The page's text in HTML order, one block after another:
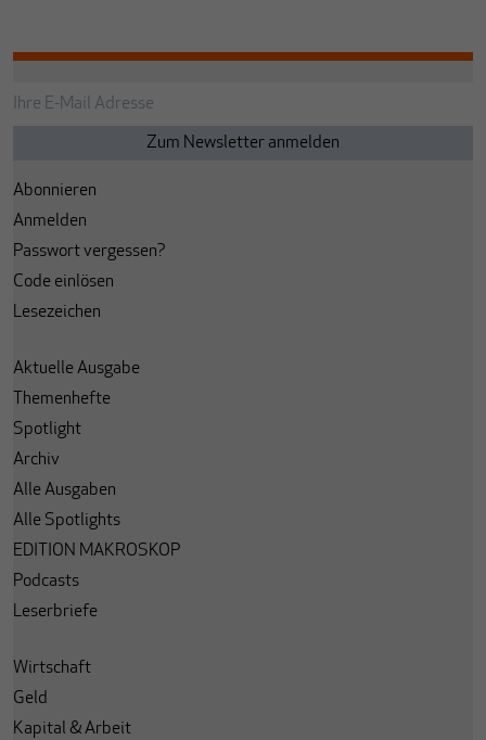
Abonnieren
Anmelden
Passwort vergessen?
Code einlösen
Lesezeichen
Aktuelle Ausgabe
Themenhefte
Spotlight
Archiv
Alle Ausgaben
Alle Spotlights
EDITION MAKROSKOP
Podcasts
Leserbriefe
Wirtschaft
Geld
Kapital & Arbeit